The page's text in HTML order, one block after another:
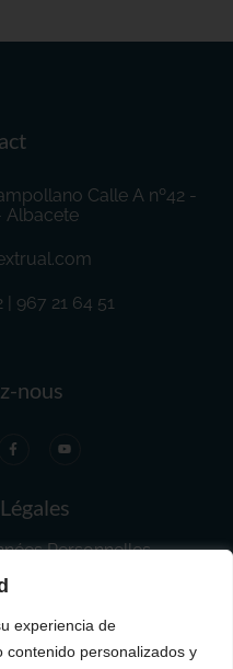
experiencia de
contenido personalizados y
Calle A nº42 -
Albacete
| 967 21 64 51
nous
Personnelles